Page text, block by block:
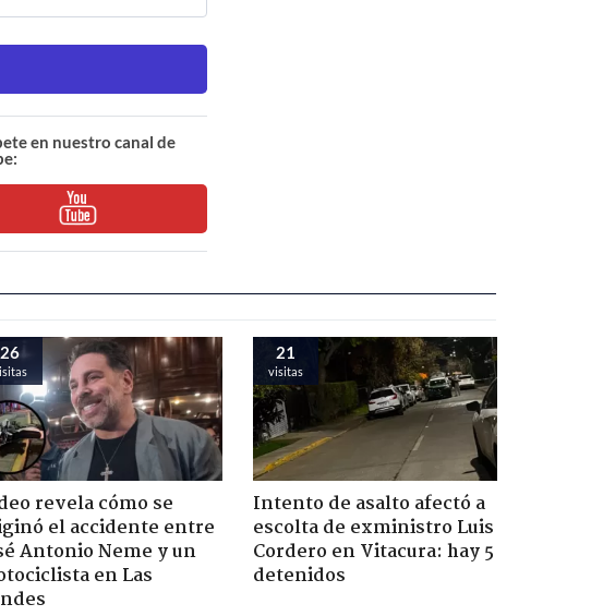
en nuestro canal de
26
revela cómo se
el accidente entre
Antonio Neme y un
en Las
21
visitas
Intento de asalto afectó a
escolta de exministro Luis
Cordero en Vitacura: hay 5
detenidos